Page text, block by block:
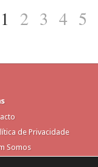
1 2 3 4 5
de Privacidade
Somos